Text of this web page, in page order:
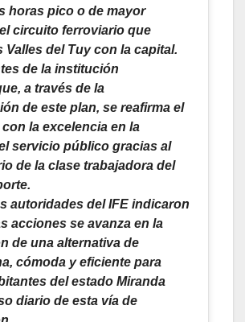
horas pico o de mayor
circuito ferroviario que
Valles del Tuy con la capital.
de la institución
a través de la
de este plan, se reafirma el
la excelencia en la
servicio público gracias al
de la clase trabajadora del
autoridades del IFE indicaron
acciones se avanza en la
de una alternativa de
cómoda y eficiente para
del estado Miranda
diario de esta vía de